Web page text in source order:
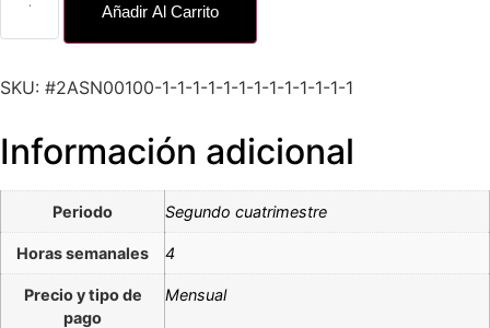
Añadir Al Carrito
SKU: #2ASN00100-1-1-1-1-1-1-1-1-1-1-1-1-1
Información adicional
Periodo Segundo cuatrimestre
Horas semanales 4
Precio y tipo de
pago
Mensual